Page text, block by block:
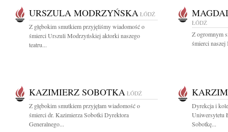
URSZULA MODRZYŃSKA ŁÓDŹ
Z głębokim smutkiem przyjęliśmy wiadomość o
śmierci Urszuli Modrzyńskiej aktorki naszego
teatru...
ŁÓDŹ
Z ogromnym
śmierci
KAZIMIERZ SOBOTKA ŁÓDŹ
Z głębokim smutkiem przyjęłam wiadomość o
śmierci dr. Kazimierza Sobotki Dyrektora
Generalnego...
Dyrekcja i
Uniwersytetu
Sobotkę...